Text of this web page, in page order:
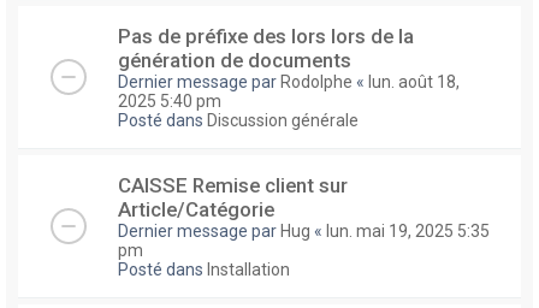
Pas de préfixe des lors lors de la
génération de documents
Dernier message par Rodolphe « lun. août 18,
2025 5:40 pm
Posté dans Discussion générale
CAISSE Remise client sur
Article/Catégorie
Dernier message par Hug « lun. mai 19, 2025 5:35
pm
Posté dans Installation